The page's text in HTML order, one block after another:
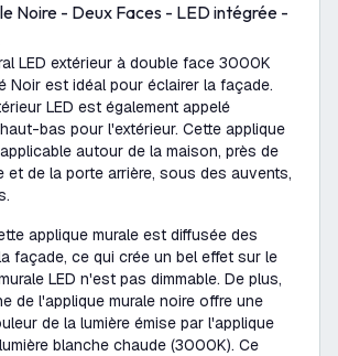
Noire - Deux Faces - LED intégrée -
LED extérieur à double face 3000K
Noir est idéal pour éclairer la façade.
LED est également appelé
bas pour l'extérieur. Cette applique
autour de la maison, près de
et de la porte arrière, sous des auvents,
applique murale est diffusée des
façade, ce qui crée un bel effet sur le
LED n'est pas dimmable. De plus,
de l'applique murale noire offre une
de la lumière émise par l'applique
blanche chaude (3000K). Ce